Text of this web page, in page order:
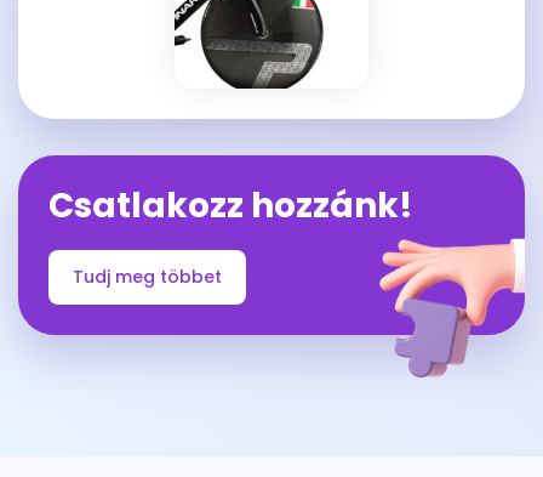
Csatlakozz hozzánk!
Tudj meg többet